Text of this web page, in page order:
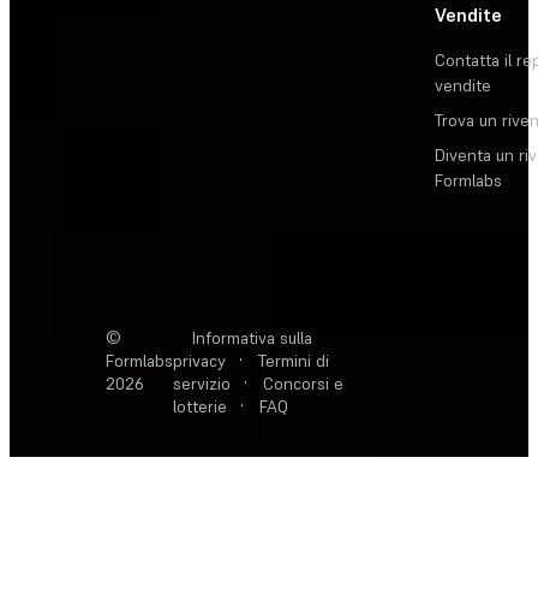
Vendite
Contatta il
vendite
Trova un
Diventa un
Formlabs
©
Formlabs
2026
Informativa sulla
privacy
·
Termini di
servizio
·
Concorsi e
lotterie
· FAQ